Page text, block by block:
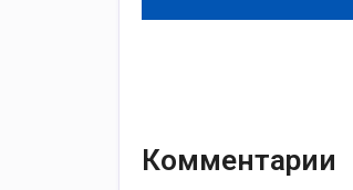
Комментарии